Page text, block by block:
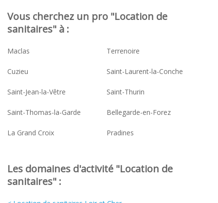
Vous cherchez un pro "Location de
sanitaires" à :
Maclas Terrenoire
Cuzieu Saint-Laurent-la-Conche
Saint-Jean-la-Vêtre Saint-Thurin
Saint-Thomas-la-Garde Bellegarde-en-Forez
La Grand Croix Pradines
Les domaines d'activité "Location de
sanitaires" :